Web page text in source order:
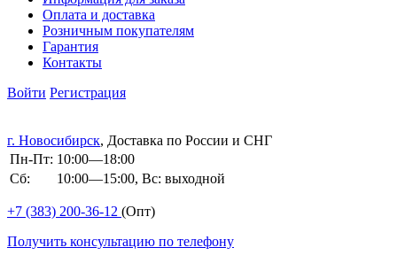
Оплата и доставка
Розничным покупателям
Гарантия
Контакты
Войти Регистрация
г. Новосибирск, Доставка по России и СНГ
Пн-Пт: 10:00—18:00
Сб:
10:00—15:00, Вс: выходной
+7 (383) 200-36-12 (Опт)
Получить консультацию по телефону